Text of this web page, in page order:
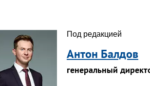
Под редакцией
Антон Балдов
генеральный